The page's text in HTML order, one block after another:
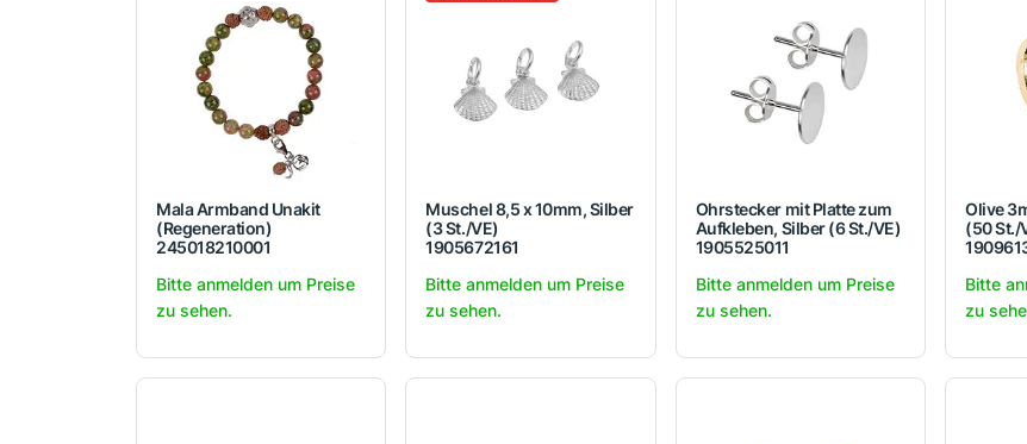
Mala Armband Unakit
(Regeneration)
245018210001
Bitte anmelden um Preise
zu sehen.
Muschel 8,5 x 10mm, Silber
(3 St./VE)
1905672161
Bitte anmelden um Preise
zu sehen.
Ohrstecker mit Platte zum
Aufkleben, Silber (6 St./VE)
1905525011
Bitte anmelden um Preise
zu sehen.
Olive
(50 St./
Bitte
zu